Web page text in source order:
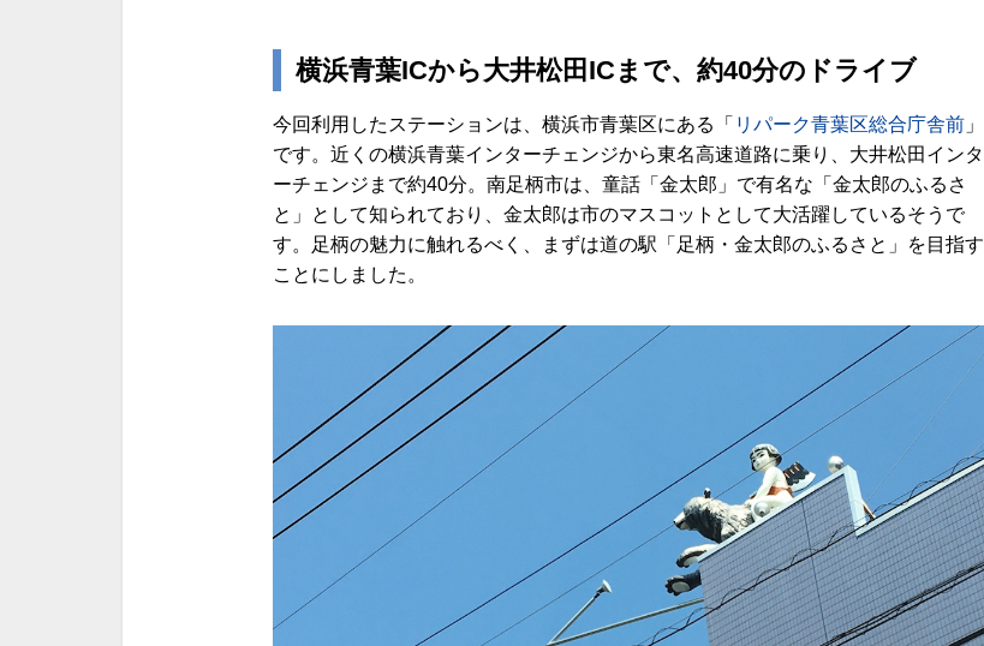
横浜青葉ICから大井松田ICまで、約40分のドライブ
今回利用したステーションは、横浜市青葉区にある「 リパーク青葉区総合庁舎前 」
です。近くの横浜青葉インターチェンジから東名高速道路に乗り、大井松田インタ
ーチェンジまで約40分。南足柄市は、童話「金太郎」で有名な「金太郎のふるさ
と」として知られており、金太郎は市のマスコットとして大活躍しているそうで
す。足柄の魅力に触れるべく、まずは道の駅「足柄・金太郎のふるさと」を目指す
ことにしました。